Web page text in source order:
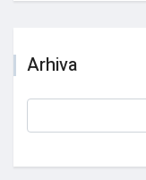
Arhiva